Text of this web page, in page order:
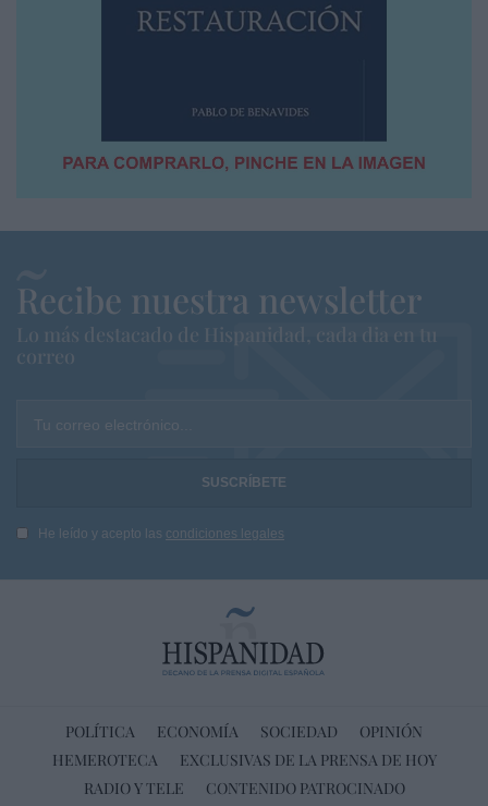
Recibe nuestra newsletter
Lo más destacado de Hispanidad, cada dia en tu
correo
Tu correo electrónico...
He leído y acepto las condiciones legales
POLÍTICA ECONOMÍA SOCIEDAD
OPINIÓN
HEMEROTECA
EXCLUSIVAS DE LA PRENSA DE HOY
RADIO Y TELE
CONTENIDO PATROCINADO